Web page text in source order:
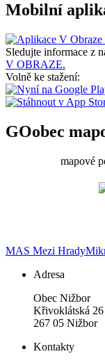
Mobilní
Sledujte informace z
V OBRAZE.
Volně ke stažení:
GOobec
mapové
MAS Mezi Hrady
Adresa
Obec Nižbor
Křivoklátská 26
267 05 Nižbor
Kontakty